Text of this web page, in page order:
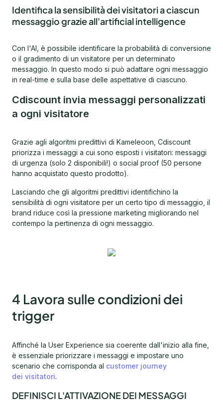
Identifica la sensibilità dei visitatori a ciascun
messaggio grazie all'artificial intelligence
Con l'AI, è possibile identificare la probabilità di conversione
o il gradimento di un visitatore per un determinato
messaggio. In questo modo si può adattare ogni messaggio
in real-time e sulla base delle aspettative di ciascuno.
Cdiscount invia messaggi personalizzati
a ogni visitatore
Grazie agli algoritmi predittivi di Kameleoon, Cdiscount
priorizza i messaggi a cui sono esposti i visitatori: messaggi
di urgenza (solo 2 disponibili!) o social proof (50 persone
hanno acquistato questo prodotto).
Lasciando che gli algoritmi predittivi identifichino la
sensibilità di ogni visitatore per un certo tipo di messaggio, il
brand riduce così la pressione marketing migliorando nel
contempo la pertinenza di ogni messaggio.
4 Lavora sulle condizioni dei
trigger
Affinché la User Experience sia coerente dall'inizio alla fine,
è essenziale priorizzare i messaggi e impostare uno
scenario che corrisponda al customer journey
dei visitatori.
DEFINISCI L'ATTIVAZIONE DEI MESSAGGI